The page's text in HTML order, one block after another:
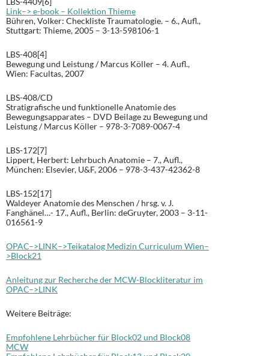
Link–> e-book – Kollektion Thieme
Bühren, Volker: Checkliste Traumatologie. – 6., Aufl.,
Stuttgart: Thieme, 2005 – 3-13-598106-1
LBS-408[4]
Bewegung und Leistung / Marcus Köller – 4. Aufl.,
Wien: Facultas, 2007
LBS-408/CD
Stratigrafische und funktionelle Anatomie des
Bewegungsapparates – DVD Beilage zu Bewegung und
Leistung / Marcus Köller – 978-3-7089-0067-4
LBS-172[7]
Lippert, Herbert: Lehrbuch Anatomie – 7., Aufl.,
München: Elsevier, U&F, 2006 – 978-3-437-42362-8
LBS-152[17]
Waldeyer Anatomie des Menschen / hrsg. v. J.
Fanghänel…- 17., Aufl., Berlin: deGruyter, 2003 – 3-11-
016561-9
OPAC–>LINK–>Teikatalog Medizin Curriculum Wien–
>Block21
Anleitung zur Recherche der MCW-Blockliteratur im
OPAC–>LINK
Weitere Beiträge:
Empfohlene Lehrbücher für Block02 und Block08
MCW